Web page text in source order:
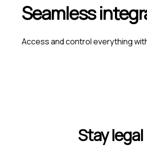
Seamless
Access and control everything
Stay legal